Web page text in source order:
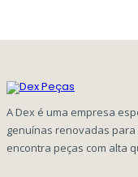
A Dex é uma empresa
genuínas renovadas
encontra peças com alta